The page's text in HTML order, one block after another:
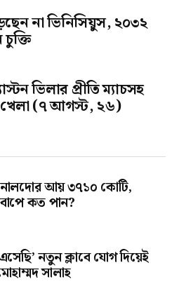
না ভিনিসিয়ুস, ২০৩২
ভিলার প্রীতি ম্যাচসহ
(৭ আগস্ট, ২৬)
আয় ৩৭১০ কোটি,
কত পান?
নতুন ক্লাবে যোগ দিয়েই
সালাহ